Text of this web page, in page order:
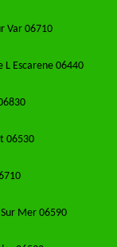
Var 06710
Escarene 06440
06530
Mer 06590